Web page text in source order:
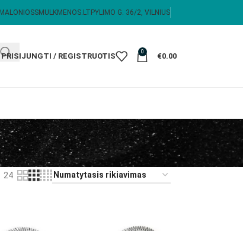
PYLIMO G. 36/2, VILNIUS
PRISIJUNGTI / REGISTRUOTIS
0
€0.00
24